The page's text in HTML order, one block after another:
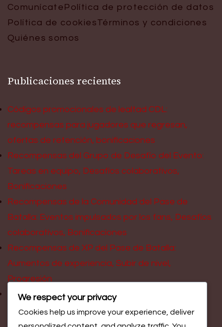
Comunícate Política de protección de datos
Política de cookiesTérminos y condiciones
Quiénes somos
Publicaciones recientes
Códigos promocionales de lealtad CDL:
recompensas para jugadores que regresan,
ofertas de retención, bonificaciones
Recompensas del Grupo de Desafío del Evento:
Tareas en equipo, Desafíos colaborativos,
Bonificaciones
Recompensas de la Comunidad del Pase de
Batalla: Eventos impulsados por los fans, Desafíos
colaborativos, Bonificaciones
Recompensas de XP del Pase de Batalla:
Aumentos de experiencia, Subir de nivel,
Progresión
Códigos promocionales de la comunidad CDL:
Eventos impulsados por los aficionados, redes
sociales, generados por los usuarios
We respect your privacy
Cookies help us improve your experience, deliver